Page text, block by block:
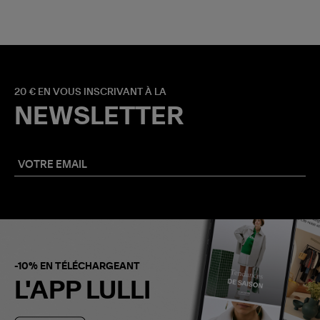
20 € EN VOUS INSCRIVANT À LA
NEWSLETTER
-10% EN TÉLÉCHARGEANT
L'APP LULLI